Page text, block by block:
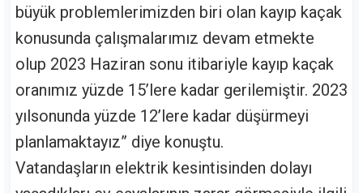
büyük problemlerimizden biri olan kayıp kaçak
konusunda çalışmalarımız devam etmekte
olup 2023 Haziran sonu itibariyle kayıp kaçak
oranımız yüzde 15’lere kadar gerilemiştir. 2023
yılsonunda yüzde 12’lere kadar düşürmeyi
planlamaktayız” diye konuştu.
Vatandaşların elektrik kesintisinden dolayı